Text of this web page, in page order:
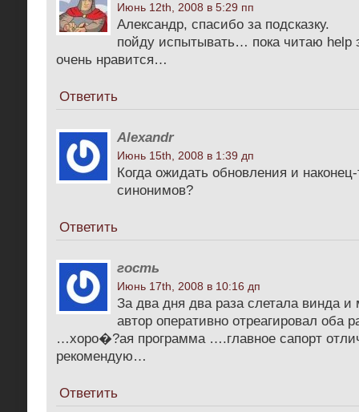
Июнь 12th, 2008 в 5:29 пп
Александр, спасибо за подсказку.
пойду испытывать… пока читаю help
очень нравится…
Ответить
Alexandr
Июнь 15th, 2008 в 1:39 дп
Когда ожидать обновления и
синонимов?
Ответить
гость
Июнь 17th, 2008 в 10:16 дп
За два дня два раза слетала винда и
автор оперативно отреагировал оба
…хоро�?ая программа ….главное сапорт
рекомендую…
Ответить